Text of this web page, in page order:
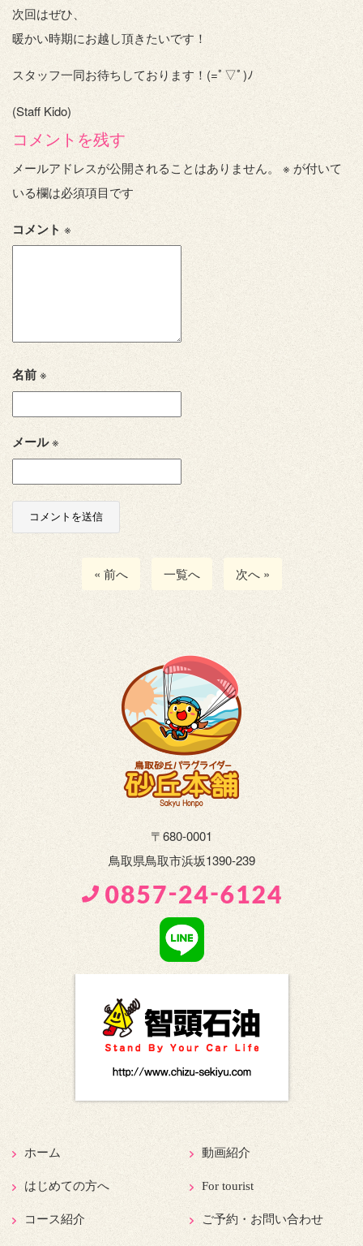
次回はぜひ、
暖かい時期にお越し頂きたいです！
スタッフ一同お待ちしております！(=ﾟ▽ﾟ)ﾉ
(Staff Kido)
コメントを残す
メールアドレスが公開されることはありません。 ※ が付いて
いる欄は必須項目です
コメント ※
名前※
メール※
« 前へ 一覧へ 次へ »
〒680-0001
鳥取県鳥取市浜坂1390-239
ホーム
はじめての方へ
コース紹介
動画紹介
For tourist
ご予約・お問い合わせ